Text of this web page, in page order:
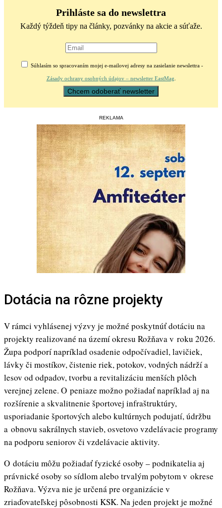
Prihláste sa do newslettra
Každý týždeň tipy na články, pozvánky na akcie a súťaže.
Súhlasím so spracovaním mojej e-mailovej adresy na zasielanie newslettra -
Zásady ochrany osobných údajov – newsletter EastMag
REKLAMA
Dotácia na rôzne projekty
V rámci vyhlásenej výzvy je možné poskytnúť dotáciu na
projekty realizované na území okresu Rožňava v roku 2026.
Župa podporí napríklad osadenie odpočívadiel, lavičiek,
lávky či mostíkov, čistenie riek, potokov, vodných nádrží a
lesov od odpadov, tvorbu a revitalizáciu menších plôch
verejnej zelene. O peniaze možno požiadať napríklad aj na
rozšírenie a skvalitnenie športovej infraštruktúry,
usporiadanie športových alebo kultúrnych podujatí, údržbu
a obnovu sakrálnych stavieb, osvetovo vzdelávacie programy
na podporu seniorov či vzdelávacie aktivity.
O dotáciu môžu požiadať fyzické osoby – podnikatelia aj
právnické osoby so sídlom alebo trvalým pobytom v okrese
Rožňava. Výzva nie je určená pre organizácie v
zriaďovateľskej pôsobnosti KSK. Na jeden projekt je možné